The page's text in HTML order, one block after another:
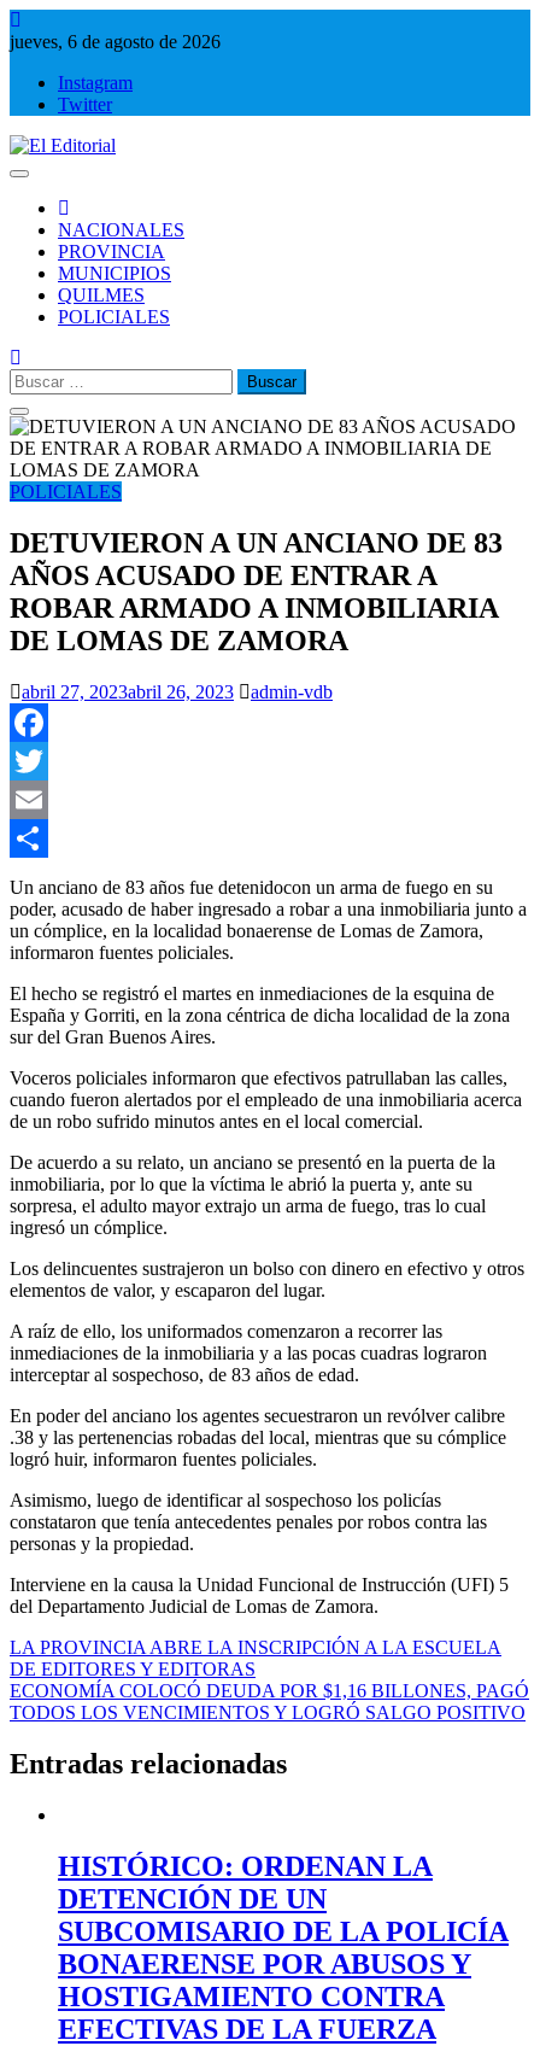
Saltar
al
jueves, 6 de agosto de 2026
Instagram
Twitter
NACIONALES
PROVINCIA
MUNICIPIOS
QUILMES
POLICIALES
Buscar:
POLICIALES
DETUVIERON A UN ANCIANO DE 83
AÑOS ACUSADO DE ENTRAR A
ROBAR ARMADO A INMOBILIARIA
DE LOMAS DE ZAMORA
abril 27, 2023abril 26, 2023 admin-vdb
Facebook
Twitter
Email
Compartir
Un anciano de 83 años fue detenidocon un arma de fuego en su
poder, acusado de haber ingresado a robar a una inmobiliaria junto a
un cómplice, en la localidad bonaerense de Lomas de Zamora,
informaron fuentes policiales.
El hecho se registró el martes en inmediaciones de la esquina de
España y Gorriti, en la zona céntrica de dicha localidad de la zona
sur del Gran Buenos Aires.
Voceros policiales informaron que efectivos patrullaban las calles,
cuando fueron alertados por el empleado de una inmobiliaria acerca
de un robo sufrido minutos antes en el local comercial.
De acuerdo a su relato, un anciano se presentó en la puerta de la
inmobiliaria, por lo que la víctima le abrió la puerta y, ante su
sorpresa, el adulto mayor extrajo un arma de fuego, tras lo cual
ingresó un cómplice.
Los delincuentes sustrajeron un bolso con dinero en efectivo y otros
elementos de valor, y escaparon del lugar.
A raíz de ello, los uniformados comenzaron a recorrer las
inmediaciones de la inmobiliaria y a las pocas cuadras lograron
interceptar al sospechoso, de 83 años de edad.
En poder del anciano los agentes secuestraron un revólver calibre
.38 y las pertenencias robadas del local, mientras que su cómplice
logró huir, informaron fuentes policiales.
Asimismo, luego de identificar al sospechoso los policías
constataron que tenía antecedentes penales por robos contra las
personas y la propiedad.
Interviene en la causa la Unidad Funcional de Instrucción (UFI) 5
del Departamento Judicial de Lomas de Zamora.
Navegación
de
entradas
LA PROVINCIA ABRE LA INSCRIPCIÓN A LA ESCUELA
DE EDITORES Y EDITORAS
ECONOMÍA COLOCÓ DEUDA POR $1,16 BILLONES, PAGÓ
TODOS LOS VENCIMIENTOS Y LOGRÓ SALGO POSITIVO
Entradas relacionadas
HISTÓRICO: ORDENAN LA
DETENCIÓN DE UN
SUBCOMISARIO DE LA POLICÍA
BONAERENSE POR ABUSOS Y
HOSTIGAMIENTO CONTRA
EFECTIVAS DE LA FUERZA